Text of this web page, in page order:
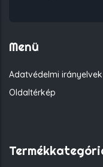
Menü
Adatvédelmi irányelvek
Oldaltérkép